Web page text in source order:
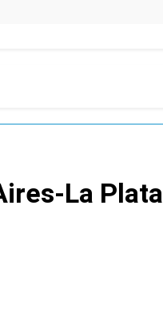
La Plata